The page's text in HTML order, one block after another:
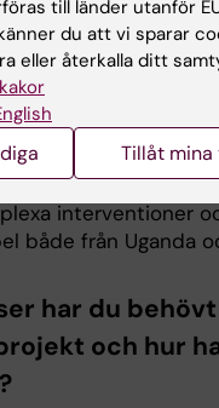
inkommande
jag även hade 2 KI
den perioden jag
I övrigt har jag
möten som jag
för en
i Österrike och
interventioner
både från Uganda
har du
och hur
till länder utanför
du att vi sparar
eller återkalla ditt
Tillåt mina